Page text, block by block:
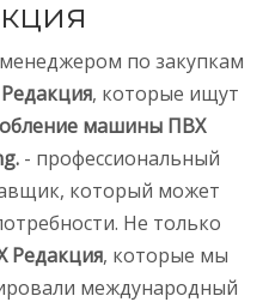
по закупкам
, которые ищут
машины ПВХ
- профессиональный
который может
Не только
Редакция, которые мы
международный